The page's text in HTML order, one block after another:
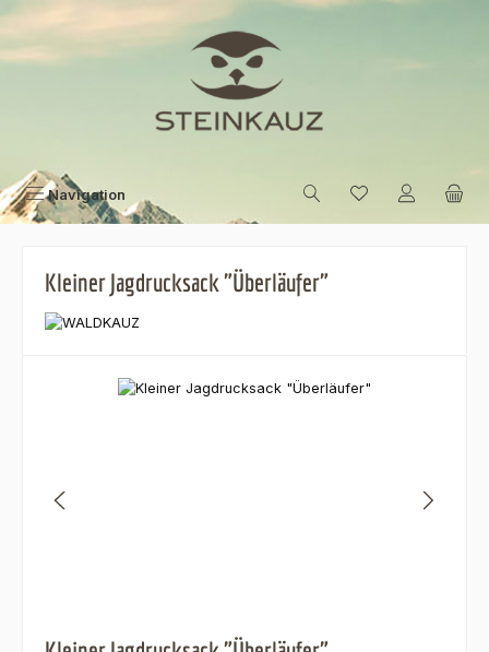
Zum Hauptinhalt springen
Navigation
Kleiner Jagdrucksack "Überläufer"
Bildergalerie überspringen